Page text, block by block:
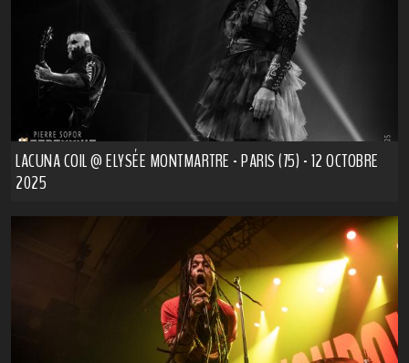
LACUNA COIL @ ELYSÉE MONTMARTRE - PARIS (75) - 12 OCTOBRE
2025